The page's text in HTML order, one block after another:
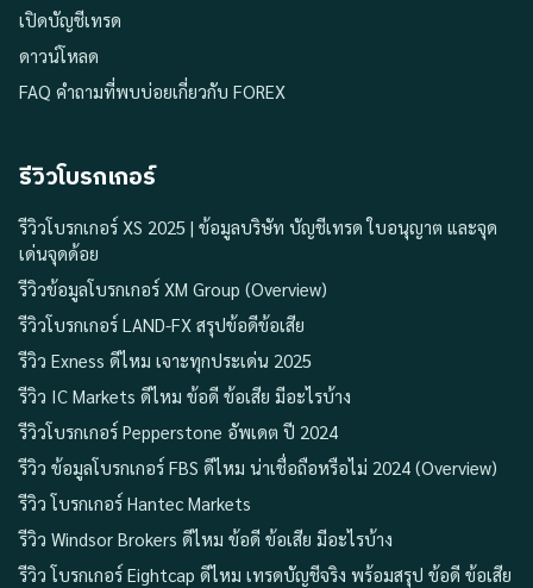
เปิดบัญชีเทรด
ดาวน์โหลด
FAQ คำถามที่พบบ่อยเกี่ยวกับ FOREX
รีวิวโบรกเกอร์
รีวิวโบรกเกอร์ XS 2025 | ข้อมูลบริษัท บัญชีเทรด ใบอนุญาต และจุด
เด่นจุดด้อย
รีวิวข้อมูลโบรกเกอร์ XM Group (Overview)
รีวิวโบรกเกอร์ LAND-FX สรุปข้อดีข้อเสีย
รีวิว Exness ดีไหม เจาะทุกประเด่น 2025
รีวิว IC Markets ดีไหม ข้อดี ข้อเสีย มีอะไรบ้าง
รีวิวโบรกเกอร์ Pepperstone อัพเดต ปี 2024
รีวิว ข้อมูลโบรกเกอร์ FBS ดีไหม น่าเชื่อถือหรือไม่ 2024 (Overview)
รีวิว โบรกเกอร์ Hantec Markets
รีวิว Windsor Brokers ดีไหม ข้อดี ข้อเสีย มีอะไรบ้าง
รีวิว โบรกเกอร์ Eightcap ดีไหม เทรดบัญชีจริง พร้อมสรุป ข้อดี ข้อเสีย